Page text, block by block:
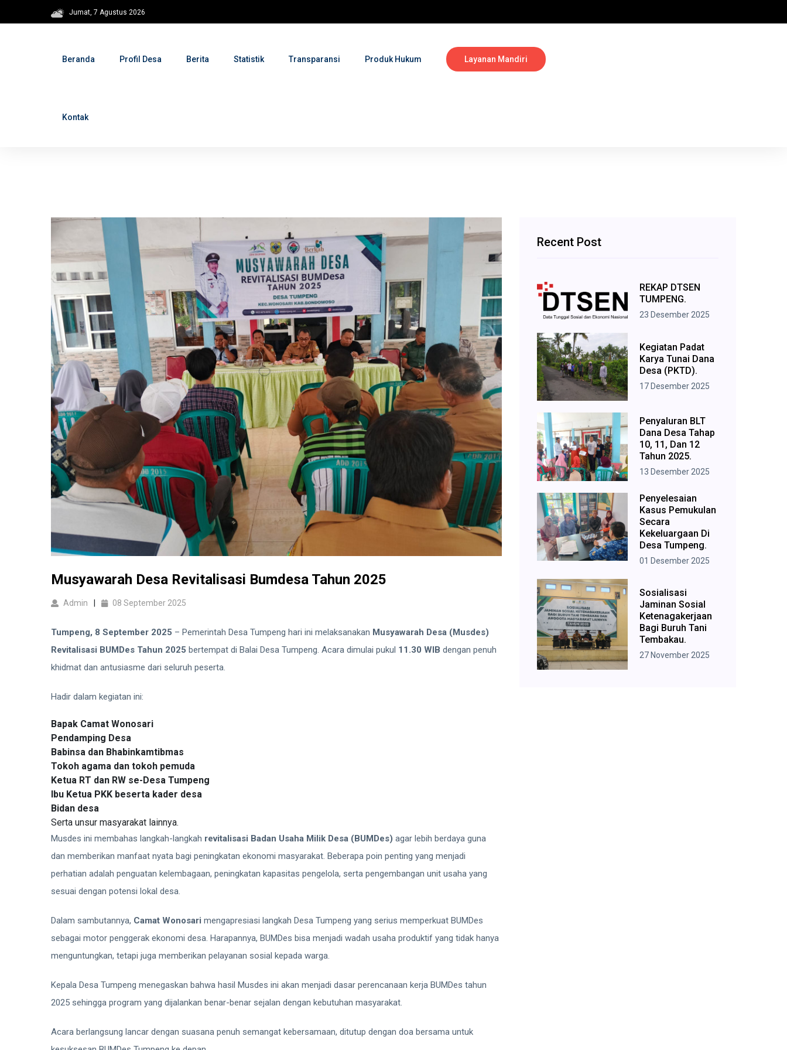
Jumat, 7 Agustus 2026
Beranda Profil Desa Berita Statistik Transparansi Produk Hukum Layanan Mandiri
Kontak
Musyawarah Desa Revitalisasi Bumdesa Tahun 2025
Admin 08 September 2025
Tumpeng, 8 September 2025 – Pemerintah Desa Tumpeng hari ini melaksanakan Musyawarah Desa (Musdes)
Revitalisasi BUMDes Tahun 2025 bertempat di Balai Desa Tumpeng. Acara dimulai pukul 11.30 WIB dengan penuh
khidmat dan antusiasme dari seluruh peserta.
Hadir dalam kegiatan ini:
Bapak Camat Wonosari
Pendamping Desa
Babinsa dan Bhabinkamtibmas
Tokoh agama dan tokoh pemuda
Ketua RT dan RW se-Desa Tumpeng
Ibu Ketua PKK beserta kader desa
Bidan desa
Serta unsur masyarakat lainnya.
Musdes ini membahas langkah-langkah revitalisasi Badan Usaha Milik Desa (BUMDes) agar lebih berdaya guna
dan memberikan manfaat nyata bagi peningkatan ekonomi masyarakat. Beberapa poin penting yang menjadi
perhatian adalah penguatan kelembagaan, peningkatan kapasitas pengelola, serta pengembangan unit usaha yang
sesuai dengan potensi lokal desa.
Dalam sambutannya, Camat Wonosari mengapresiasi langkah Desa Tumpeng yang serius memperkuat BUMDes
sebagai motor penggerak ekonomi desa. Harapannya, BUMDes bisa menjadi wadah usaha produktif yang tidak hanya
menguntungkan, tetapi juga memberikan pelayanan sosial kepada warga.
Kepala Desa Tumpeng menegaskan bahwa hasil Musdes ini akan menjadi dasar perencanaan kerja BUMDes tahun
2025 sehingga program yang dijalankan benar-benar sejalan dengan kebutuhan masyarakat.
Acara berlangsung lancar dengan suasana penuh semangat kebersamaan, ditutup dengan doa bersama untuk
Recent Post
REKAP DTSEN
TUMPENG.
23 Desember 2025
Kegiatan Padat
Karya Tunai Dana
Desa (PKTD).
17 Desember 2025
Penyaluran BLT
Dana Desa Tahap
10, 11, Dan 12
Tahun 2025.
13 Desember 2025
Penyelesaian
Kasus Pemukulan
Secara
Kekeluargaan Di
Desa Tumpeng.
01 Desember 2025
Sosialisasi
Jaminan Sosial
Ketenagakerjaan
Bagi Buruh Tani
Tembakau.
27 November 2025